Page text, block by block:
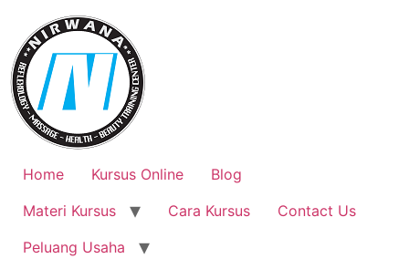
content
Home Kursus Online
Blog
Materi Kursus
Cara Kursus
Contact Us
Peluang Usaha